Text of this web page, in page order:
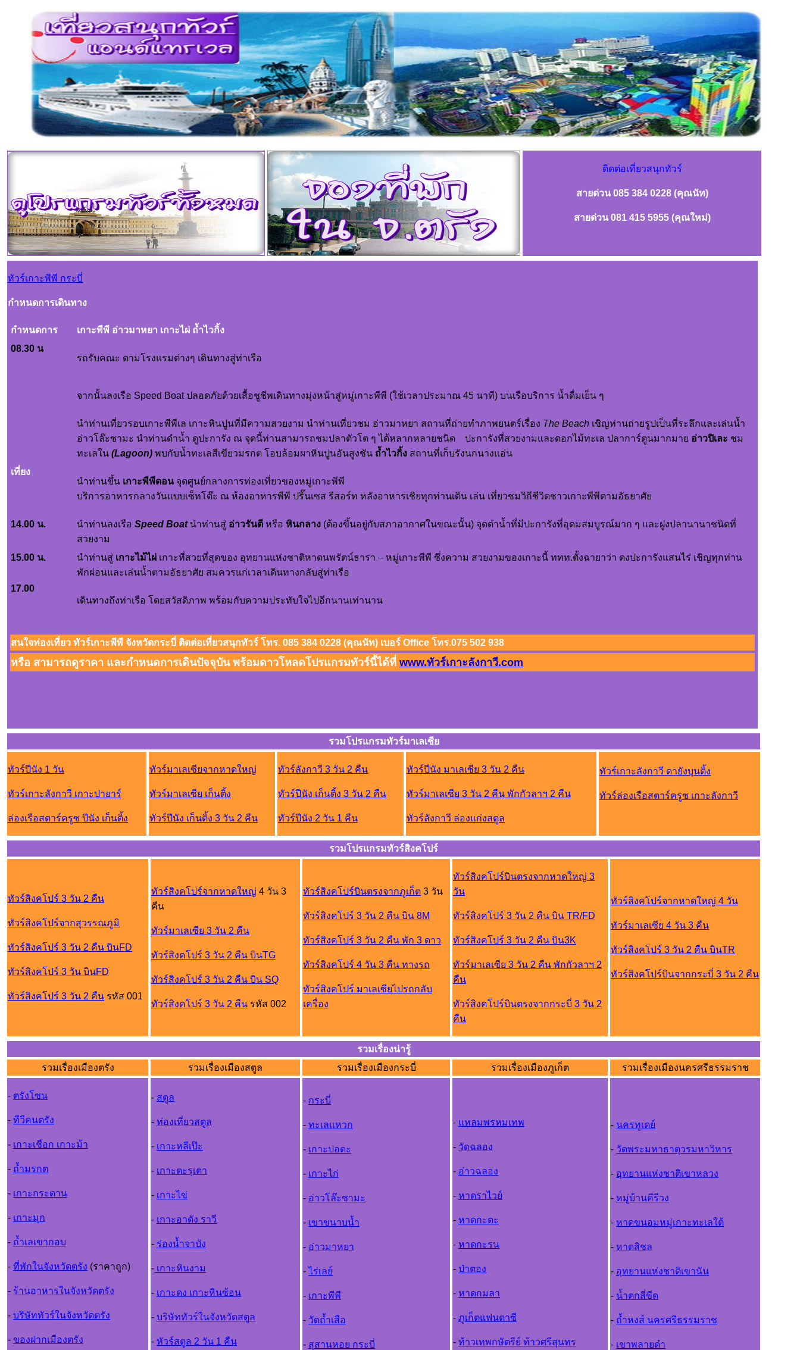
ติดต่อเที่ยวสนุกทัวร์
สายด่วน 085 384 0228 (คุณนัท)
สายด่วน 081 415 5955 (คุณใหม่)
ทัวร์เกาะพีพี กระบี่
กำหนดการเดินทาง
กำหนดการ
เกาะพีพี อ่าวมาหยา เกาะไผ่ ถ้ำไวกิ้ง
08.30 น
รถรับคณะ ตามโรงแรมต่างๆ เดินทางสู่ท่าเรือ
จากนั้นลงเรือ Speed Boat ปลอดภัยด้วยเสื้อชูชีพเดินทางมุ่งหน้าสู่หมู่เกาะพีพี (ใช้เวลาประมาณ 45 นาที) บนเรือบริการ น้ำดื่มเย็น ๆ
นำท่านเที่ยวรอบเกาะพีพีเล เกาะหินปูนที่มีความสวยงาม นำท่านเที่ยวชม อ่าวมาหยา สถานที่ถ่ายทำภาพยนตร์เรื่อง The Beach เชิญท่านถ่ายรูปเป็นที่ระลึกและเล่นน้ำ
อ่าวโล๊ะซามะ นำท่านดำน้ำ ดูปะการัง ณ จุดนี้ท่านสามารถชมปลาตัวโต ๆ ได้หลากหลายชนิด ปะการังที่สวยงามและดอกไม้ทะเล ปลาการ์ตูนมากมาย อ่าวปิเละ ชม
ทะเลใน (Lagoon) พบกับน้ำทะเลสีเขียวมรกต โอบล้อมผาหินปูนอันสูงชัน ถ้ำไวกิ้ง สถานที่เก็บรังนกนางแอ่น
เที่ยง
นำท่านขึ้น เกาะพีพีดอนจุดศูนย์กลางการท่องเที่ยวของหมู่เกาะพีพี
บริการอาหารกลางวันแบบเซ็ทโต๊ะ ณ ห้องอาหารพีพี ปริ๊นเซส รีสอร์ท หลังอาหารเชิยทุกท่านเดิน เล่น เที่ยวชมวิถีชีวิตชาวเกาะพีพีตามอัธยาศัย
14.00 น. นำท่านลงเรือ Speed Boat นำท่านสู่ อ่าวรันตี หรือ หินกลาง (ต้องขึ้นอยู่กับสภาอากาศในขณะนั้น) จุดดำน้ำที่มีปะการังที่อุดมสมบูรณ์มาก ๆ และฝูงปลานานาชนิดที่
สวยงาม
15.00 น.
นำท่านสู่ เกาะไม้ไผ่ เกาะที่สวยที่สุดของ อุทยานแห่งชาติหาดนพรัตน์ธารา – หมู่เกาะพีพี ซึ่งความ สวยงามของเกาะนี้ ททท.ตั้งฉายาว่า ดงปะการังแสนไร่ เชิญทุกท่าน
พักผ่อนและเล่นน้ำตามอัธยาศัย สมควรแก่เวลาเดินทางกลับสู่ท่าเรือ
17.00
เดินทางถึงท่าเรือ โดยสวัสดิภาพ พร้อมกับความประทับใจไปอีกนานเท่านาน
สนใจท่องเที่ยว ทัวร์เกาะพีพี จังหวัดกระบี่ ติดต่อเที่ยวสนุกทัวร์ โทร. 085 384 0228 (คุณนัท) เบอร์ Office โทร.075 502 938
หรือ สามารถดูราคา และกำหนดการเดินปัจจุบัน พร้อมดาวโหลดโปรแกรมทัวร์นี้ได้ที่ www.ทัวร์เกาะลังกาวี.com
รวมโปรแกรมทัวร์มาเลเซีย
ทัวร์ปีนัง 1 วัน
ทัวร์เกาะลังกาวี เกาะปายาร์
ล่องเรือสตาร์ครูซ ปีนัง เก็นติ้ง
ทัวร์มาเลเซียจากหาดใหญ่
ทัวร์มาเลเซีย เก็นติ้ง
ทัวร์ปีนัง เก็นติ้ง 3 วัน 2 คืน
ทัวร์ลังกาวี 3 วัน 2 คืน
ทัวร์ปีนัง เก็นติ้ง 3 วัน 2 คืน
ทัวร์ปีนัง 2 วัน 1 คืน
ทัวร์ปีนัง มาเลเซีย 3 วัน 2 คืน
ทัวร์มาเลเซีย 3 วัน 2 คืน พักกัวลาฯ 2 คืน
ทัวร์ลังกาวี ล่องแก่งสตูล
ทัวร์เกาะลังกาวี ดายังบุนติ้ง
ทัวร์ล่องเรือสตาร์ครูซ เกาะลังกาวี
รวมโปรแกรมทัวร์สิงคโปร์
ทัวร์สิงคโปร์ 3 วัน 2 คืน
ทัวร์สิงคโปร์จากสุวรรณภูมิ
ทัวร์สิงคโปร์ 3 วัน 2 คืน บินFD
ทัวร์สิงคโปร์ 3 วัน บินFD
ทัวร์สิงคโปร์ 3 วัน 2 คืน รหัส 001
ทัวร์สิงคโปร์จากหาดใหญ่ 4 วัน 3
คืน
ทัวร์มาเลเซีย 3 วัน 2 คืน
ทัวร์สิงคโปร์ 3 วัน 2 คืน บินTG
ทัวร์สิงคโปร์ 3 วัน 2 คืน บิน SQ
ทัวร์สิงคโปร์ 3 วัน 2 คืน รหัส 002
ทัวร์สิงคโปร์บินตรงจากภูเก็ต 3 วัน
ทัวร์สิงคโปร์ 3 วัน 2 คืน บิน 8M
ทัวร์สิงคโปร์ 3 วัน 2 คืน พัก 3 ดาว
ทัวร์สิงคโปร์ 4 วัน 3 คืน ทางรถ
ทัวร์สิงคโปร์ มาเลเซียไปรถกลับ
เครื่อง
ทัวร์สิงคโปร์บินตรงจากหาดใหญ่ 3
วัน
ทัวร์สิงคโปร์ 3 วัน 2 คืน บิน TR/FD
ทัวร์สิงคโปร์ 3 วัน 2 คืน บิน3K
ทัวร์มาเลเซีย 3 วัน 2 คืน พักกัวลาฯ 2
คืน
ทัวร์สิงคโปร์บินตรงจากกระบี่ 3 วัน 2
คืน
ทัวร์สิงคโปร์จากหาดใหญ่ 4 วัน
ทัวร์มาเลเซีย 4 วัน 3 คืน
ทัวร์สิงคโปร์ 3 วัน 2 คืน บินTR
ทัวร์สิงคโปร์บินจากกระบี่ 3 วัน 2 คืน
รวมเรื่องน่ารู้
รวมเรื่องเมืองตรัง
รวมเรื่องเมืองสตูล รวมเรื่องเมืองกระบี่ รวมเรื่องเมืองภูเก็ต รวมเรื่องเมืองนครศรีธรรมราช
- ตรังโซน
- ทีวีคนตรัง
- เกาะเชือก เกาะม้า
- ถ้ำมรกต
- เกาะกระดาน
- เกาะมุก
- ถ้ำเลเขากอบ
- ที่พักในจังหวัดตรัง (ราคาถูก)
- ร้านอาหารในจังหวัดตรัง
- บริษัททัวร์ในจังหวัดตรัง
- ของฝากเมืองตรัง
- สตูล
- ท่องเที่ยวสตูล
- เกาะหลีเป๊ะ
- เกาะตะรุเตา
- เกาะไข่
- เกาะอาดัง ราวี
- ร่องน้ำจาบัง
- เกาะหินงาม
- เกาะดง เกาะหินซ้อน
- บริษัททัวร์ในจังหวัดสตูล
- ทัวร์สตูล 2 วัน 1 คืน
- กระบี่
- ทะเลแหวก
- เกาะปอดะ
- เกาะไก่
- อ่าวโล๊ะซามะ
- เขาขนาบน้ำ
- อ่าวมาหยา
-ไร่เลย์
- เกาะพีพี
- วัดถ้ำเสือ
- สุสานหอย กระบี่
- แหลมพรหมเทพ
- วัดฉลอง
- อ่าวฉลอง
- หาดราไวย์
- หาดกะตะ
- หาดกะรน
- ป่าตอง
- หาดกมลา
- ภูเก็ตแฟนตาซี
- ท้าวเทพกษัตรีย์ ท้าวศรีสุนทร
- นครทูเดย์
- วัดพระมหาธาตุวรมหาวิหาร
- อุทยานแห่งชาติเขาหลวง
- หมู่บ้านคีรีวง
- หาดขนอมหมู่เกาะทะเลใต้
- หาดสิชล
- อุทยานแห่งชาติเขานัน
- น้ำตกสี่ขีด
- ถ้ำหงส์ นครศรีธรรมราช
- เขาพลายดำ